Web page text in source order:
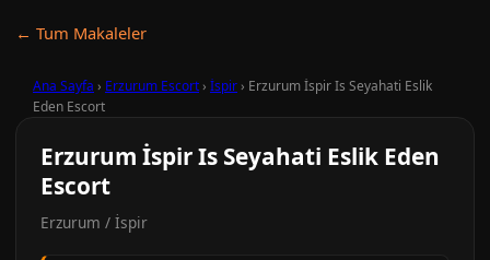
← Tum Makaleler
Ana Sayfa › Erzurum Escort› İspir› Erzurum İspir Is Seyahati Eslik
Eden Escort
Erzurum İspir Is Seyahati Eslik Eden
Escort
Erzurum / İspir